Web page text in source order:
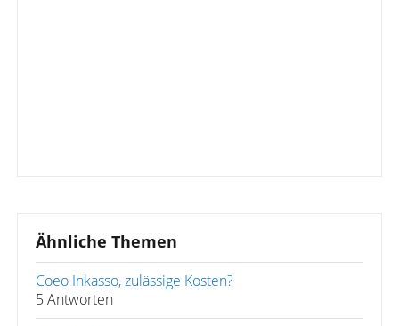
Ähnliche Themen
Coeo Inkasso, zulässige Kosten?
5 Antworten